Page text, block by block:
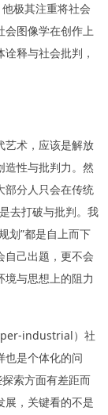
极其注重将社会
会图像学在创作上
释与社会批判，
术，应该是解放
造性与批判力。然
部分人只会在传统
去打破与批判。我
划”都是自上而下
自己出题，更不会
与思想上的阻力
industrial）社
也是个体化的问
索方面有差距而
展，关键看的不是